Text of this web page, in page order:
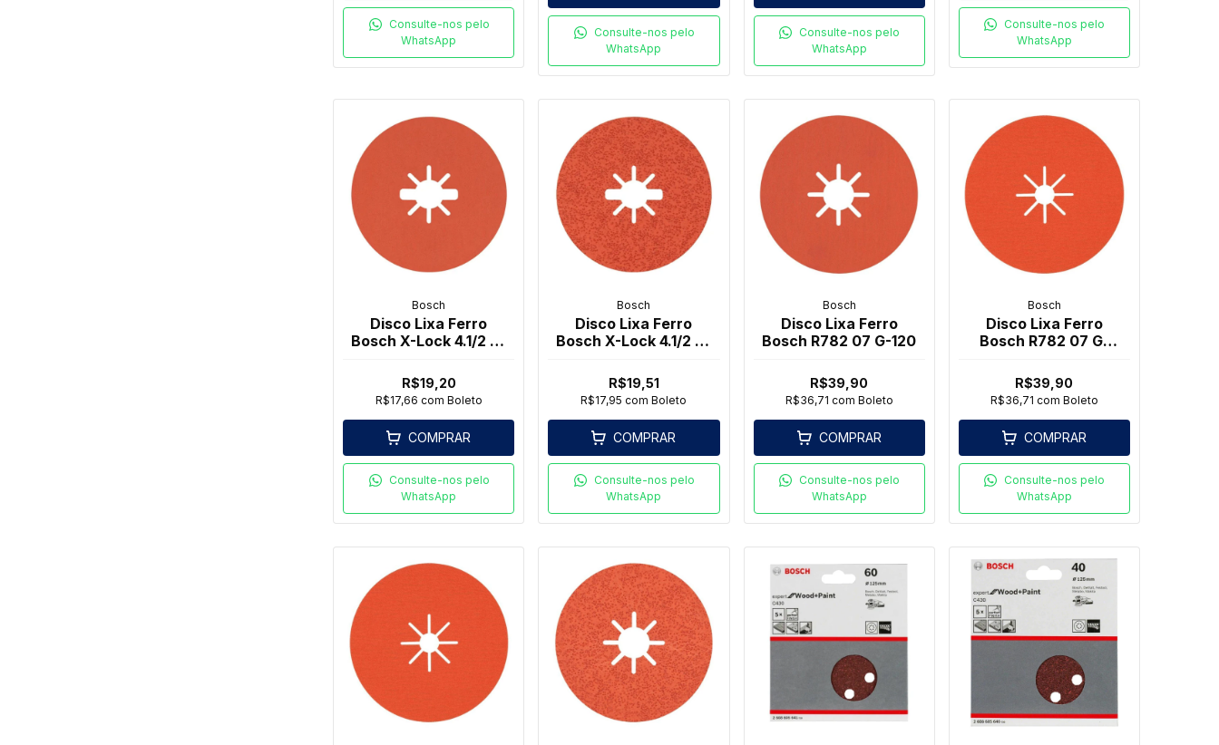
Consulte-nos pelo
WhatsApp
Consulte-nos pelo
WhatsApp
Consulte-nos pelo
WhatsApp
Consulte-nos pelo
WhatsApp
Bosch
Disco Lixa Ferro
Bosch X-Lock 4.1/2 G-
R$19,20
R$17,66 com Boleto
COMPRAR
Consulte-nos pelo
WhatsApp
Bosch
Disco Lixa Ferro
Bosch X-Lock 4.1/2 G-
R$19,51
R$17,95com Boleto
COMPRAR
Consulte-nos pelo
WhatsApp
Bosch
Disco Lixa Ferro
Bosch R782 07 G-120
R$39,90
R$36,71 com Boleto
COMPRAR
Consulte-nos pelo
WhatsApp
Bosch
Disco Lixa Ferro
Bosch R782 07 G-
R$39,90
R$36,71 com Boleto
COMPRAR
Consulte-nos pelo
WhatsApp